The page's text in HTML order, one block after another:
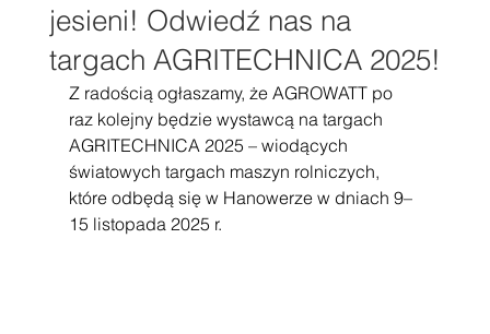
jesieni! Odwiedź nas na
targach AGRITECHNICA 2025!
Z radością ogłaszamy, że AGROWATT po
raz kolejny będzie wystawcą na targach
AGRITECHNICA 2025 – wiodących
światowych targach maszyn rolniczych,
które odbędą się w Hanowerze w dniach 9–
15 listopada 2025 r.